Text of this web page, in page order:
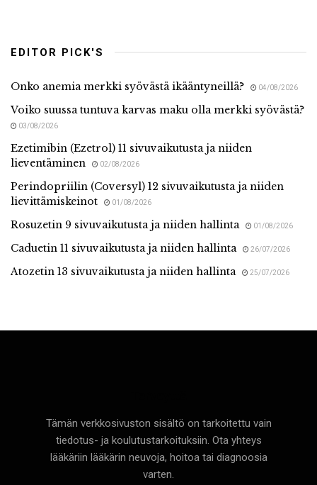
EDITOR PICK'S
Onko anemia merkki syövästä ikääntyneillä? 04/08/2026
Voiko suussa tuntuva karvas maku olla merkki syövästä?
03/08/2026
Ezetimibin (Ezetrol) 11 sivuvaikutusta ja niiden
lieventäminen
02/08/2026
Perindopriilin (Coversyl) 12 sivuvaikutusta ja niiden
lievittämiskeinot
01/08/2026
Rosuzetin 9 sivuvaikutusta ja niiden hallinta 01/08/2026
Caduetin 11 sivuvaikutusta ja niiden hallinta 26/07/2026
Atozetin 13 sivuvaikutusta ja niiden hallinta 25/07/2026
Tämän verkkosivuston sisältö on tarkoitettu vain
tiedotus- ja koulutustarkoituksiin. Ota yhteys
lääkäriin lääkärin neuvoja, hoitoa tai diagnoosia
varten.